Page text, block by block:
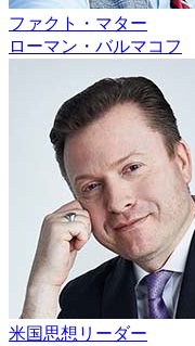
ファクト・マター
ローマン・バルマコフ
米国思想リーダー